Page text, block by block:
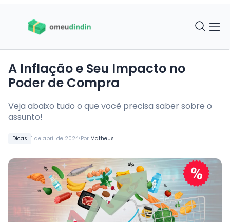
Dicas 1 de abril de 2024•Por Matheus
A Inflação e Seu Impacto no
Poder de Compra
Veja abaixo tudo o que você precisa saber sobre o
assunto!